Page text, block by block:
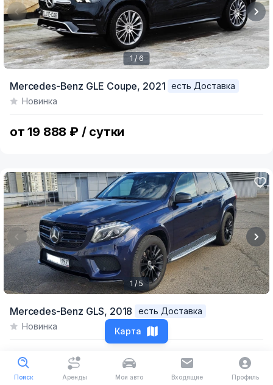
of
1 / 6
Mercedes-Benz GLE Coupe, 2021
есть Доставка
Новинка
от 19 888 ₽ / сутки
of
1 / 5
Mercedes-Benz GLS, 2018
есть Доставка
Новинка
от 13 000 ₽ / сутки
Поиск Аренды Мои авто Входящие Профиль
Карта